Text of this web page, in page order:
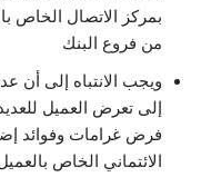
بمركز الاتصال الخاص
من فروع البنك
ويجب الانتباه إلى أن
إلى تعرض العميل
فرض غرامات وفوائد
الائتماني الخاص